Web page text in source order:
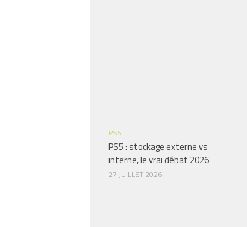
PS5
PS5 : stockage externe vs
interne, le vrai débat 2026
27 JUILLET 2026